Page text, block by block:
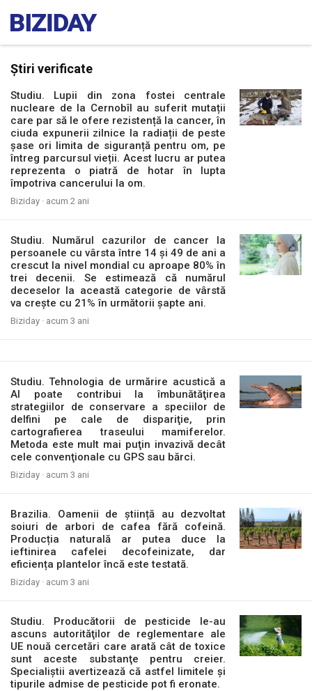
Știri verificate
Studiu. Lupii din zona fostei centrale
nucleare de la Cernobîl au suferit mutații
care par să le ofere rezistență la cancer, în
ciuda expunerii zilnice la radiații de peste
șase ori limita de siguranță pentru om, pe
întreg parcursul vieții. Acest lucru ar putea
reprezenta o piatră de hotar în lupta
împotriva cancerului la om.
Biziday · acum 2 ani
Studiu. Numărul cazurilor de cancer la
persoanele cu vârsta între 14 și 49 de ani a
crescut la nivel mondial cu aproape 80% în
trei decenii. Se estimează că numărul
deceselor la această categorie de vârstă
va creşte cu 21% în următorii şapte ani.
Biziday · acum 3 ani
Studiu. Tehnologia de urmărire acustică a
AI poate contribui la îmbunătăţirea
strategiilor de conservare a speciilor de
delfini pe cale de dispariţie, prin
cartografierea traseului mamiferelor.
Metoda este mult mai puţin invazivă decât
cele convenţionale cu GPS sau bărci.
Biziday · acum 3 ani
Brazilia. Oamenii de știință au dezvoltat
soiuri de arbori de cafea fără cofeină.
Producția naturală ar putea duce la
ieftinirea cafelei decofeinizate, dar
eficiența plantelor încă este testată.
Biziday · acum 3 ani
Studiu. Producătorii de pesticide le-au
ascuns autorităţilor de reglementare ale
UE nouă cercetări care arată cât de toxice
sunt aceste substanţe pentru creier.
Specialiştii avertizează că astfel limitele şi
tipurile admise de pesticide pot fi eronate.